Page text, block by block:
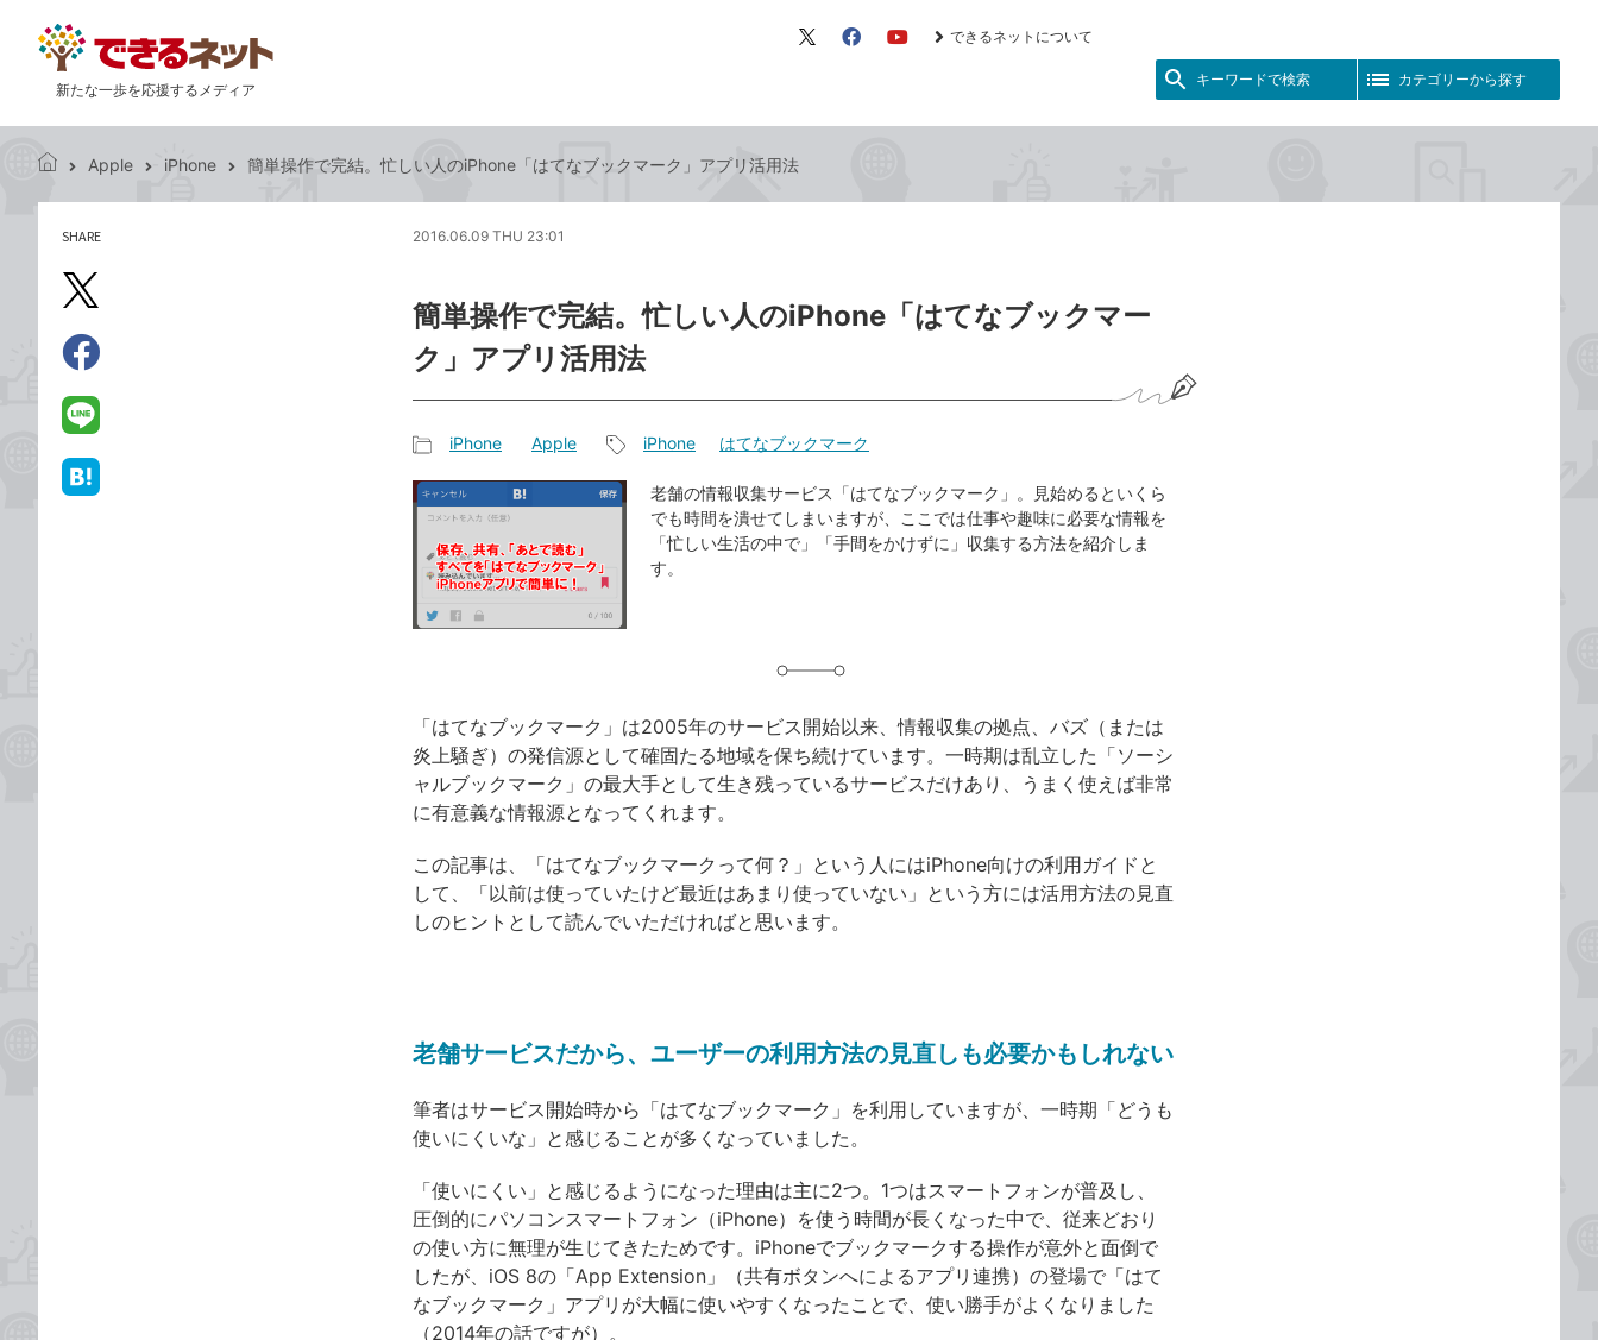
新たな一歩を応援するメディア
X（旧 FacebookYouTube
できるネットについて
キーワードで検索 カテゴリーから探す
き
る
ッ
ト
Apple iPhone 簡単操作で完結。忙しい人のiPhone「はてなブックマーク」アプリ活用法
SHARE
X（旧
で
2016.06.09 THU 23:01
簡単操作で完結。忙しい人のiPhone「はてなブックマー
ク」アプリ活用法
事
カ
テ
ゴ
リ
iPhone Apple iPhone はてなブックマーク
老舗の情報収集サービス「はてなブックマーク」。見始めるといくら
でも時間を潰せてしまいますが、ここでは仕事や趣味に必要な情報を
「忙しい生活の中で」「手間をかけずに」収集する方法を紹介しま
す。
「はてなブックマーク」は2005年のサービス開始以来、情報収集の拠点、バズ（または
炎上騒ぎ）の発信源として確固たる地域を保ち続けています。一時期は乱立した「ソーシ
ャルブックマーク」の最大手として生き残っているサービスだけあり、うまく使えば非常
に有意義な情報源となってくれます。
この記事は、「はてなブックマークって何？」という人にはiPhone向けの利用ガイドと
して、「以前は使っていたけど最近はあまり使っていない」という方には活用方法の見直
しのヒントとして読んでいただければと思います。
老舗サービスだから、ユーザーの利用方法の見直しも必要かもしれない
筆者はサービス開始時から「はてなブックマーク」を利用していますが、一時期「どうも
使いにくいな」と感じることが多くなっていました。
「使いにくい」と感じるようになった理由は主に2つ。1つはスマートフォンが普及し、
圧倒的にパソコンスマートフォン（iPhone）を使う時間が長くなった中で、従来どおり
の使い方に無理が生じてきたためです。iPhoneでブックマークする操作が意外と面倒で
したが、iOS 8の「App Extension」（共有ボタンへによるアプリ連携）の登場で「はて
なブックマーク」アプリが大幅に使いやすくなったことで、使い勝手がよくなりました
（2014年の話ですが）。